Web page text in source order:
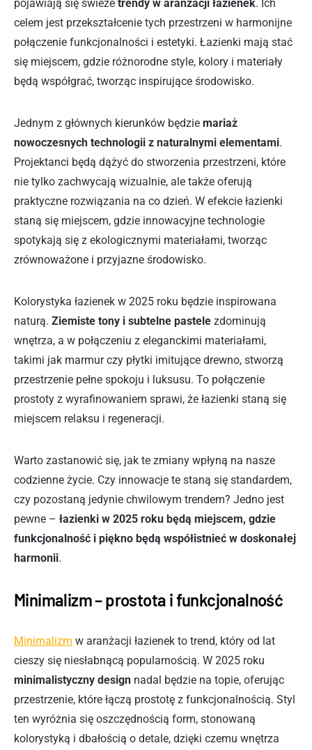
pojawiają się świeże trendy w aranżacji łazienek. Ich
celem jest przekształcenie tych przestrzeni w harmonijne
połączenie funkcjonalności i estetyki. Łazienki mają stać
się miejscem, gdzie różnorodne style, kolory i materiały
będą współgrać, tworząc inspirujące środowisko.
Jednym z głównych kierunków będzie mariaż
nowoczesnych technologii z naturalnymi elementami.
Projektanci będą dążyć do stworzenia przestrzeni, które
nie tylko zachwycają wizualnie, ale także oferują
praktyczne rozwiązania na co dzień. W efekcie łazienki
staną się miejscem, gdzie innowacyjne technologie
spotykają się z ekologicznymi materiałami, tworząc
zrównoważone i przyjazne środowisko.
Kolorystyka łazienek w 2025 roku będzie inspirowana
naturą. Ziemiste tony i subtelne pastele zdominują
wnętrza, a w połączeniu z eleganckimi materiałami,
takimi jak marmur czy płytki imitujące drewno, stworzą
przestrzenie pełne spokoju i luksusu. To połączenie
prostoty z wyrafinowaniem sprawi, że łazienki staną się
miejscem relaksu i regeneracji.
Warto zastanowić się, jak te zmiany wpłyną na nasze
codzienne życie. Czy innowacje te staną się standardem,
czy pozostaną jedynie chwilowym trendem? Jedno jest
pewne – łazienki w 2025 roku będą miejscem, gdzie
funkcjonalność i piękno będą współistnieć w doskonałej
harmonii.
Minimalizm – prostota i funkcjonalność
Minimalizm w aranżacji łazienek to trend, który od lat
cieszy się niesłabnącą popularnością. W 2025 roku
minimalistyczny design nadal będzie na topie, oferując
przestrzenie, które łączą prostotę z funkcjonalnością. Styl
ten wyróżnia się oszczędnością form, stonowaną
kolorystyką i dbałością o detale, dzięki czemu wnętrza